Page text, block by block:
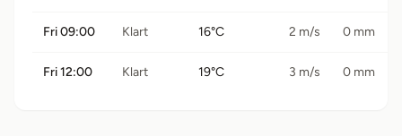
Fri 09:00 Klart 16°C 2 m/s 0 mm
Fri 12:00 Klart 19°C 3 m/s 0 mm